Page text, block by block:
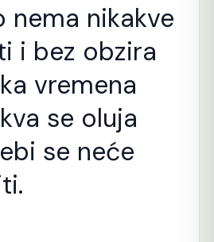
nema nikakve
i bez obzira
vremena
se oluja
se neće